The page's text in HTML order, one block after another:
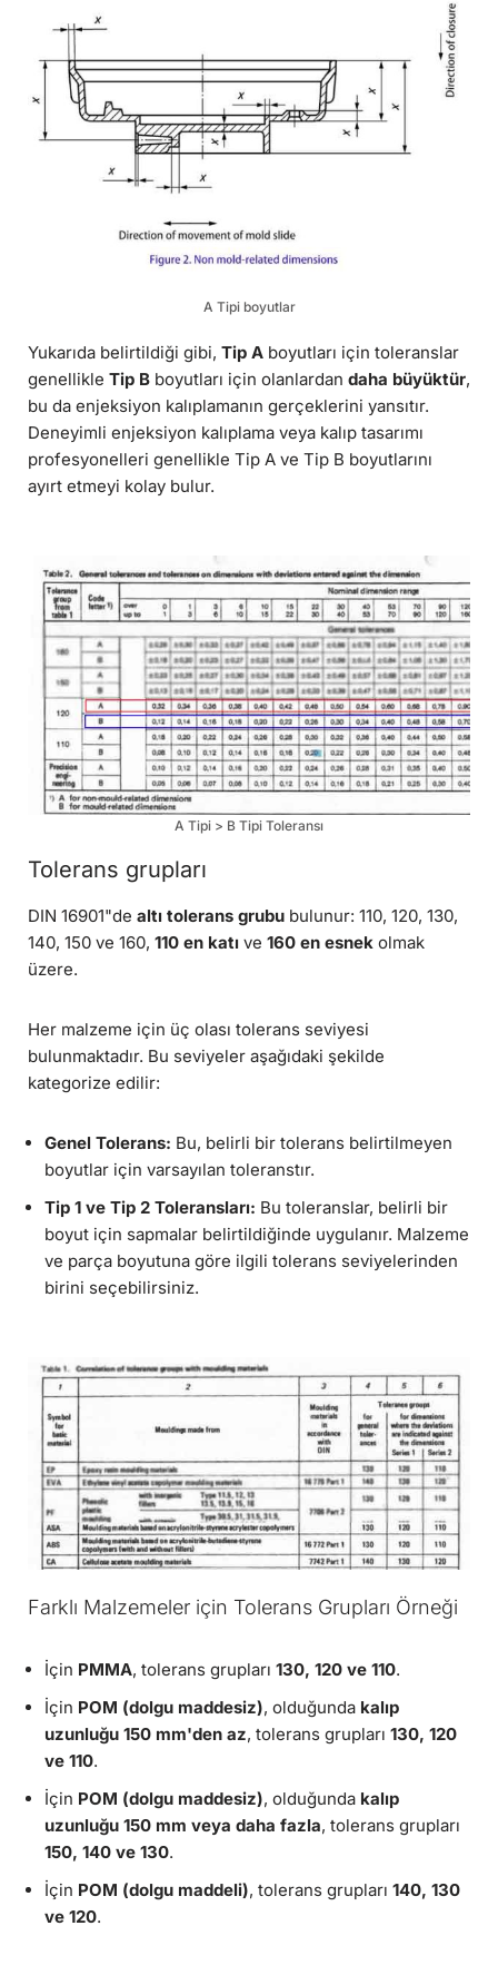
A Tipi boyutlar
Yukarıda belirtildiği gibi, Tip A boyutları için toleranslar
genellikle Tip B boyutları için olanlardan daha büyüktür,
bu da enjeksiyon kalıplamanın gerçeklerini yansıtır.
Deneyimli enjeksiyon kalıplama veya kalıp tasarımı
profesyonelleri genellikle Tip A ve Tip B boyutlarını
ayırt etmeyi kolay bulur.
A Tipi > B Tipi Toleransı
Tolerans grupları
DIN 16901"de altı tolerans grubu bulunur: 110, 120, 130,
140, 150 ve 160, 110 en katı ve 160 en esnek olmak
üzere.
Her malzeme için üç olası tolerans seviyesi
bulunmaktadır. Bu seviyeler aşağıdaki şekilde
kategorize edilir:
Genel Tolerans: Bu, belirli bir tolerans belirtilmeyen
boyutlar için varsayılan toleranstır.
Tip 1 ve Tip 2 Toleransları: Bu toleranslar, belirli bir
boyut için sapmalar belirtildiğinde uygulanır. Malzeme
ve parça boyutuna göre ilgili tolerans seviyelerinden
birini seçebilirsiniz.
Farklı Malzemeler için Tolerans Grupları Örneği
İçin PMMA, tolerans grupları 130, 120 ve 110.
İçin POM (dolgu maddesiz), olduğunda kalıp
uzunluğu 150 mm'den az, tolerans grupları 130, 120
ve 110.
İçin POM (dolgu maddesiz), olduğunda kalıp
uzunluğu 150 mm veya daha fazla, tolerans grupları
150, 140 ve 130.
İçin POM (dolgu maddeli), tolerans grupları 140, 130
ve 120.